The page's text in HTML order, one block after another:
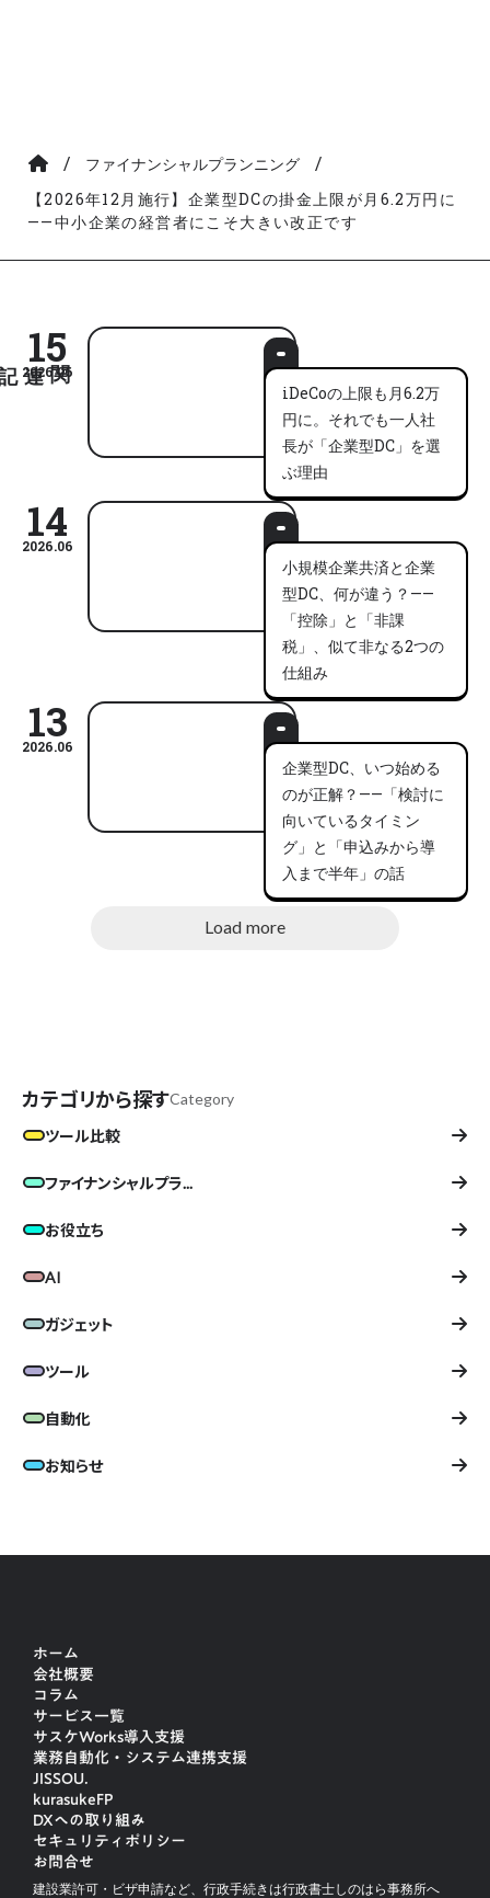
/ ファイナンシャルプランニング /
【2026年12月施行】企業型DCの掛金上限が月6.2万円に
——中小企業の経営者にこそ大きい改正です
15
2026.06
iDeCoの上限も月6.2万
円に。それでも一人社
長が「企業型DC」を選
ぶ理由
14
2026.06
小規模企業共済と企業
型DC、何が違う？——
「控除」と「非課
税」、似て非なる2つの
仕組み
13
2026.06
企業型DC、いつ始める
のが正解？——「検討に
向いているタイミン
グ」と「申込みから導
入まで半年」の話
Load more
カテゴリから探すCategory
ツール比較
ファイナンシャルプラ...
お役立ち
AI
ガジェット
ツール
自動化
お知らせ
ホーム
会社概要
コラム
サービス一覧
サスケWorks導入支援
業務自動化・システム連携支援
JISSOU.
kurasukeFP
DXへの取り組み
セキュリティポリシー
お問合せ
建設業許可・ビザ申請など、行政手続きは行政書士しのはら事務所へ